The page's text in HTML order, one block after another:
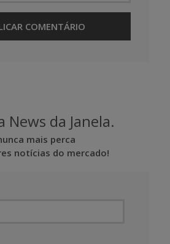
News da Janela.
mais perca
notícias do mercado!